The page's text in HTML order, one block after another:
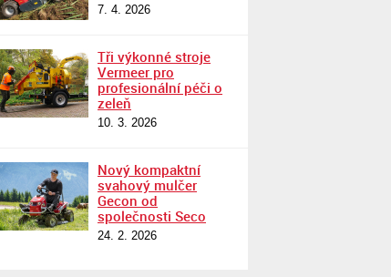
7. 4. 2026
Tři výkonné stroje
Vermeer pro
profesionální péči o
zeleň
10. 3. 2026
Nový kompaktní
svahový mulčer
Gecon od
společnosti Seco
24. 2. 2026